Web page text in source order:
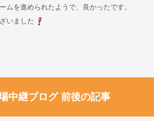
ムを進められたようで、良かったです。
いました
中継ブログ 前後の記事